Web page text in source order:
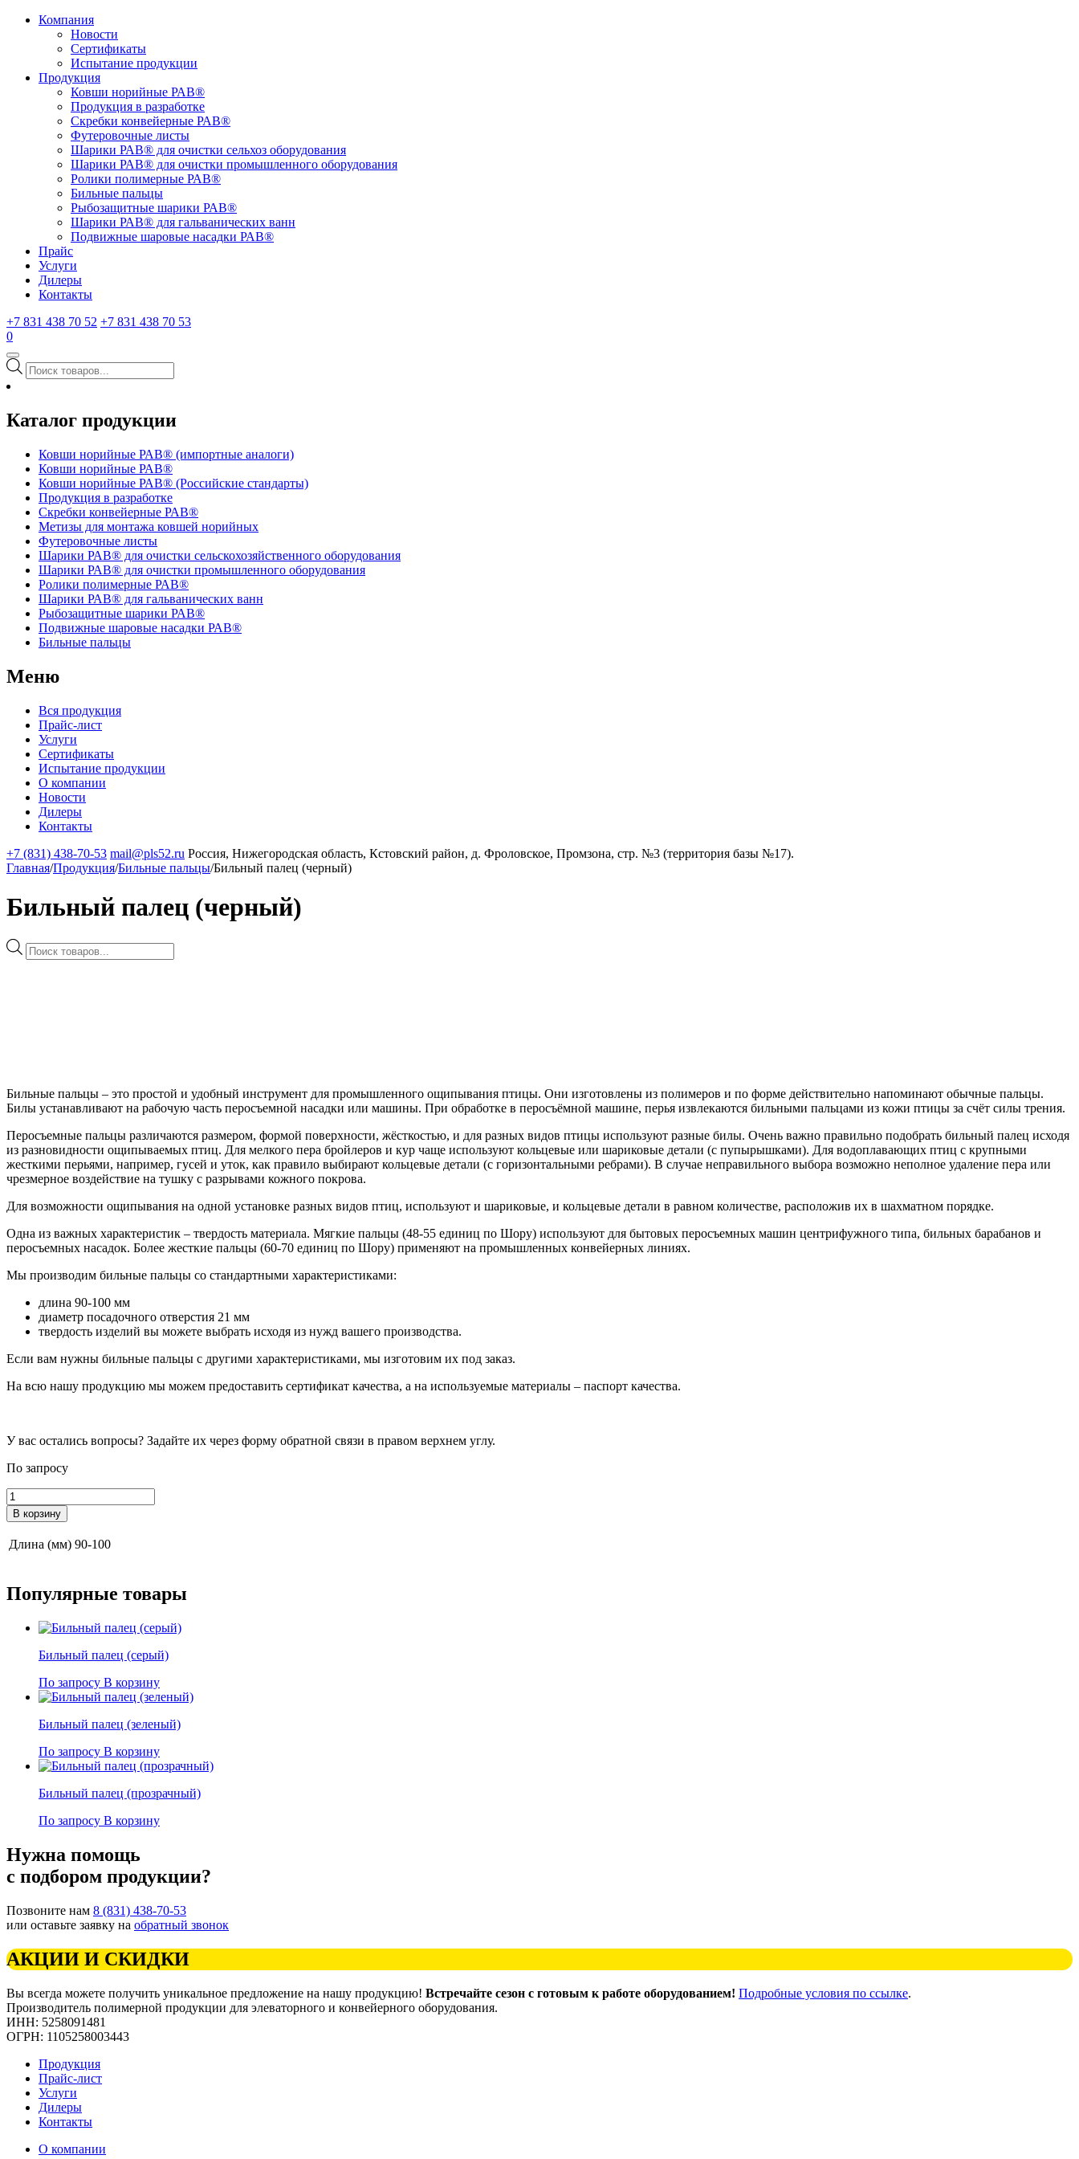
Компания
Новости
Сертификаты
Испытание продукции
Продукция
Ковши норийные РАВ®
Продукция в разработке
Скребки конвейерные РАВ®
Футеровочные листы
Шарики РАВ® для очистки сельхоз оборудования
Шарики РАВ® для очистки промышленного оборудования
Ролики полимерные РАВ®
Бильные пальцы
Рыбозащитные шарики РАВ®
Шарики РАВ® для гальванических ванн
Подвижные шаровые насадки РАВ®
Прайс
Услуги
Дилеры
Контакты
+7 831 438 70 52 +7 831 438 70 53
0
Поиск
товаров
Каталог продукции
Ковши норийные РАВ® (импортные аналоги)
Ковши норийные РАВ®
Ковши норийные РАВ® (Российские стандарты)
Продукция в разработке
Скребки конвейерные РАВ®
Метизы для монтажа ковшей норийных
Футеровочные листы
Шарики РАВ® для очистки сельскохозяйственного оборудования
Шарики РАВ® для очистки промышленного оборудования
Ролики полимерные РАВ®
Шарики РАВ® для гальванических ванн
Рыбозащитные шарики РАВ®
Подвижные шаровые насадки РАВ®
Бильные пальцы
Меню
Вся продукция
Прайс-лист
Услуги
Сертификаты
Испытание продукции
О компании
Новости
Дилеры
Контакты
+7 (831) 438-70-53 mail@pls52.ru Россия, Нижегородская область, Кстовский район, д. Фроловское, Промзона, стр. №3 (территория базы №17).
Главная/Продукция/Бильные пальцы/Бильный палец (черный)
Бильный палец (черный)
Поиск
товаров
Бильные пальцы – это простой и удобный инструмент для промышленного ощипывания птицы. Они изготовлены из полимеров и по форме действительно напоминают обычные пальцы.
Билы устанавливают на рабочую часть перосъемной насадки или машины. При обработке в перосъёмной машине, перья извлекаются бильными пальцами из кожи птицы за счёт силы трения.
Перосъемные пальцы различаются размером, формой поверхности, жёсткостью, и для разных видов птицы используют разные билы. Очень важно правильно подобрать бильный палец исходя
из разновидности ощипываемых птиц. Для мелкого пера бройлеров и кур чаще используют кольцевые или шариковые детали (с пупырышками). Для водоплавающих птиц с крупными
жесткими перьями, например, гусей и уток, как правило выбирают кольцевые детали (с горизонтальными ребрами). В случае неправильного выбора возможно неполное удаление пера или
чрезмерное воздействие на тушку с разрывами кожного покрова.
Для возможности ощипывания на одной установке разных видов птиц, используют и шариковые, и кольцевые детали в равном количестве, расположив их в шахматном порядке.
Одна из важных характеристик – твердость материала. Мягкие пальцы (48-55 единиц по Шору) используют для бытовых перосъемных машин центрифужного типа, бильных барабанов и
перосъемных насадок. Более жесткие пальцы (60-70 единиц по Шору) применяют на промышленных конвейерных линиях.
Мы производим бильные пальцы со стандартными характеристиками:
длина 90-100 мм
диаметр посадочного отверстия 21 мм
твердость изделий вы можете выбрать исходя из нужд вашего производства.
Если вам нужны бильные пальцы с другими характеристиками, мы изготовим их под заказ.
На всю нашу продукцию мы можем предоставить сертификат качества, а на используемые материалы – паспорт качества.
У вас остались вопросы? Задайте их через форму обратной связи в правом верхнем углу.
По запросу
Количество
товара
Бильный
палец
(черный)
В корзину
Длина (мм) 90-100
Популярные товары
Бильный палец (серый)
По запросу В корзину
Бильный палец (зеленый)
По запросу В корзину
Бильный палец (прозрачный)
По запросу В корзину
Нужна помощь
с подбором продукции?
Позвоните нам 8 (831) 438-70-53
или оставьте заявку на обратный звонок
АКЦИИ И СКИДКИ
Вы всегда можете получить уникальное предложение на нашу продукцию! Встречайте сезон с готовым к работе оборудованием! Подробные условия по ссылке.
Производитель полимерной продукции для элеваторного и конвейерного оборудования.
ИНН: 5258091481
ОГРН: 1105258003443
Продукция
Прайс-лист
Услуги
Дилеры
Контакты
О компании